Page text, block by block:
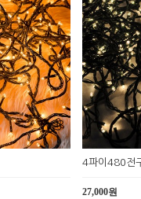
4파이480전
27,000원